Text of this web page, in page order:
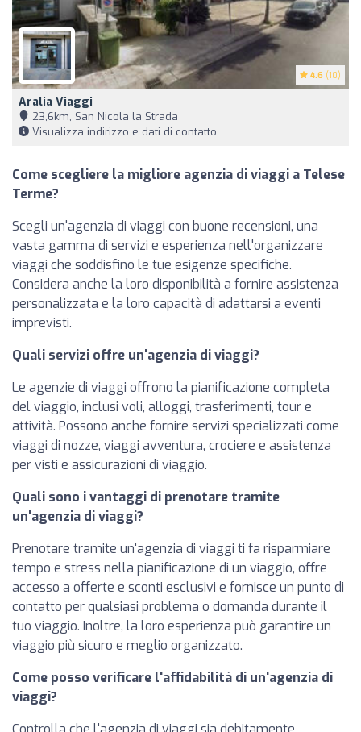
4.6 (10)
Aralia Viaggi
23,6km, San Nicola la Strada
Visualizza indirizzo e dati di contatto
Come scegliere la migliore agenzia di viaggi a Telese
Terme?
Scegli un'agenzia di viaggi con buone recensioni, una
vasta gamma di servizi e esperienza nell'organizzare
viaggi che soddisfino le tue esigenze specifiche.
Considera anche la loro disponibilità a fornire assistenza
personalizzata e la loro capacità di adattarsi a eventi
imprevisti.
Quali servizi offre un'agenzia di viaggi?
Le agenzie di viaggi offrono la pianificazione completa
del viaggio, inclusi voli, alloggi, trasferimenti, tour e
attività. Possono anche fornire servizi specializzati come
viaggi di nozze, viaggi avventura, crociere e assistenza
per visti e assicurazioni di viaggio.
Quali sono i vantaggi di prenotare tramite
un'agenzia di viaggi?
Prenotare tramite un'agenzia di viaggi ti fa risparmiare
tempo e stress nella pianificazione di un viaggio, offre
accesso a offerte e sconti esclusivi e fornisce un punto di
contatto per qualsiasi problema o domanda durante il
tuo viaggio. Inoltre, la loro esperienza può garantire un
viaggio più sicuro e meglio organizzato.
Come posso verificare l'affidabilità di un'agenzia di
viaggi?